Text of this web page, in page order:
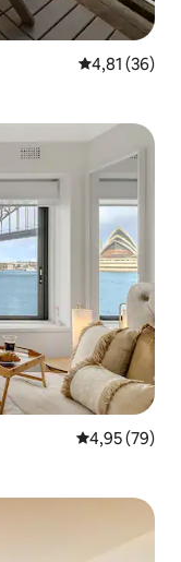
4,81 de
4,81 (36)
4,95 de
4,95 (79)